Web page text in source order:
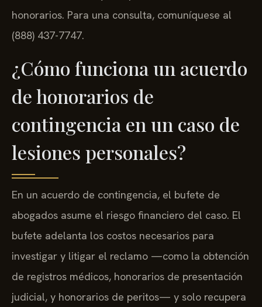
honorarios. Para una consulta, comuníquese al
(888) 437-7747.
¿Cómo funciona un acuerdo
de honorarios de
contingencia en un caso de
lesiones personales?
En un acuerdo de contingencia, el bufete de
abogados asume el riesgo financiero del caso. El
bufete adelanta los costos necesarios para
investigar y litigar el reclamo —como la obtención
de registros médicos, honorarios de presentación
judicial, y honorarios de peritos— y solo recupera